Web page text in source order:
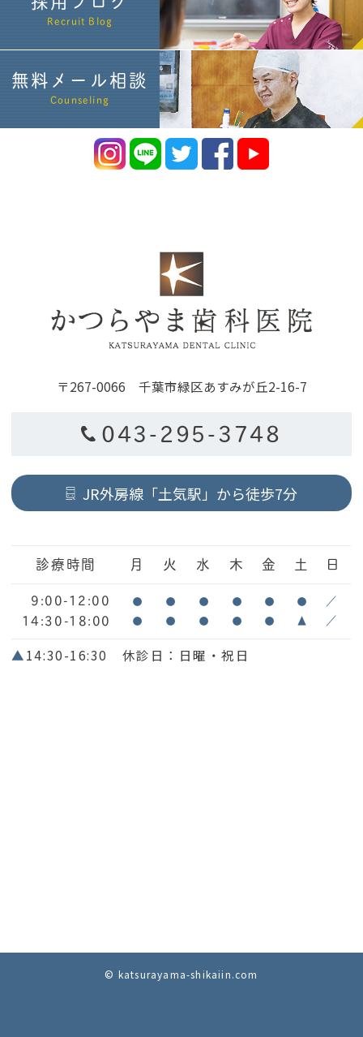
Recruit Blog
無料メール相談
Counseling
〒267-0066 千葉市緑区あすみが丘2-16-7
043-295-3748
JR外房線「土気駅」から徒歩7分
診療時間 月 火 水 木 金 土 日
9:00-12:00 ● ● ● ● ● ● ／
14:30-18:00 ● ● ● ● ● ▲ ／
▲14:30-16:30 休診日：日曜・祝日
© katsurayama-shikaiin.com